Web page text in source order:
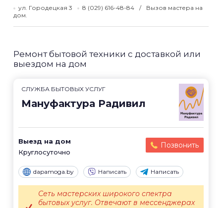
ул. Городецкая 3 8 (029) 616-48-84
Вызов мастера на
дом.
Ремонт бытовой техники с доставкой или
выездом на дом
СЛУЖБА БЫТОВЫХ УСЛУГ
Мануфактура Радивил
Выезд на дом
Круглосуточно
Позвонить
dapamoga.by Написать Написать
Сеть мастерских широкого спектра
бытовых услуг. Отвечают в мессенджерах